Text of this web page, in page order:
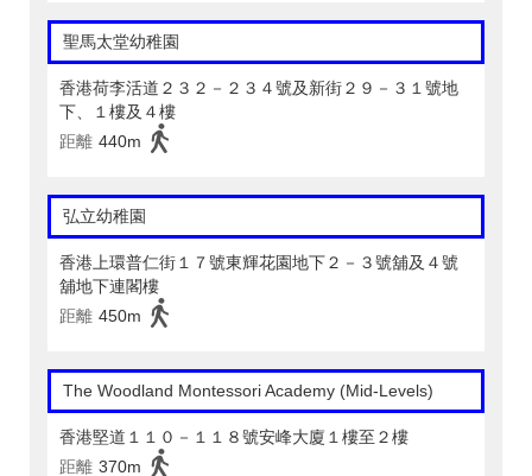
聖馬太堂幼稚園
香港荷李活道２３２－２３４號及新街２９－３１號地
下、１樓及４樓
距離 440m
弘立幼稚園
香港上環普仁街１７號東輝花園地下２－３號舖及４號
舖地下連閣樓
距離 450m
The Woodland Montessori Academy (Mid-Levels)
香港堅道１１０－１１８號安峰大廈１樓至２樓
距離 370m